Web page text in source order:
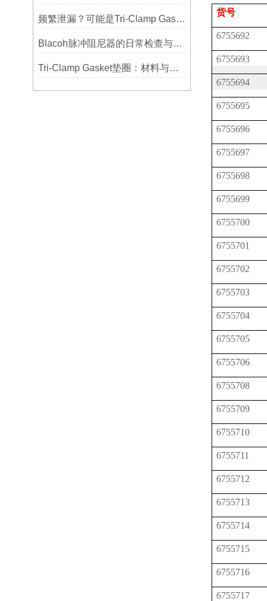
频繁泄漏？可能是Tri-Clamp Gasket垫圈安装的这5个误区导致的
Blacoh脉冲阻尼器的日常检查与预防性维护清单
Tri-Clamp Gasket垫圈：材料与应用的全面指南
货号
6755692
6755693
6755694
6755695
6755696
6755697
6755698
6755699
6755700
6755701
6755702
6755703
6755704
6755705
6755706
6755708
6755709
6755710
6755711
6755712
6755713
6755714
6755715
6755716
6755717